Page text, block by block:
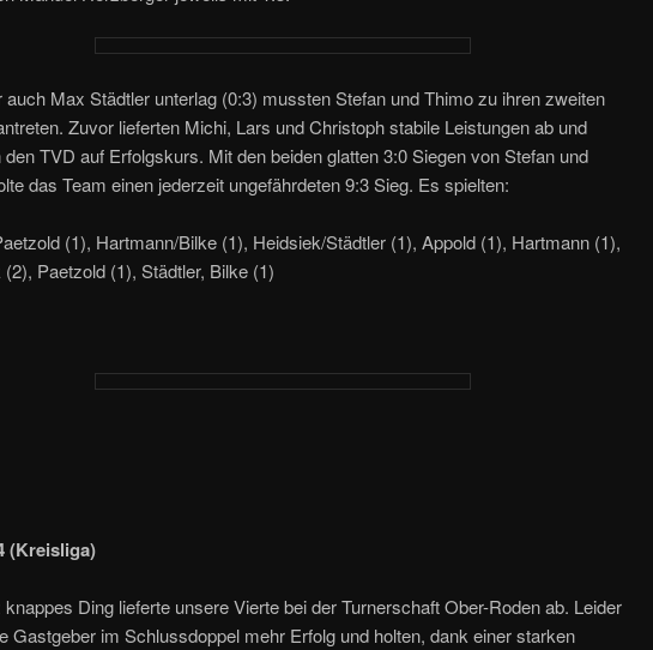
auch Max Städtler unterlag (0:3) mussten Stefan und Thimo zu ihren zweiten
Zuvor lieferten Michi, Lars und Christoph stabile Leistungen ab und
den TVD auf Erfolgskurs. Mit den beiden glatten 3:0 Siegen von Stefan und
das Team einen jederzeit ungefährdeten 9:3 Sieg. Es spielten:
(1), Hartmann/Bilke (1), Heidsiek/Städtler (1), Appold (1), Hartmann (1),
Paetzold (1), Städtler, Bilke (1)
(Kreisliga)
knappes Ding lieferte unsere Vierte bei der Turnerschaft Ober-Roden ab. Leider
Gastgeber im Schlussdoppel mehr Erfolg und holten, dank einer starken